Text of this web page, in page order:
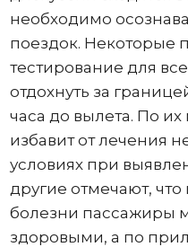
необходимо
поездок. Некоторые
тестирование для
отдохнуть за
часа до вылета. По
избавит от лечения
условиях при
другие отмечают,
болезни пассажиры
здоровыми, а по